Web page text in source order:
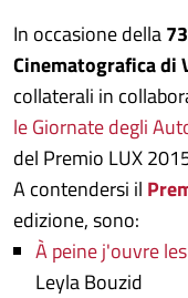
In occasione della
Cinematografica di
collaterali in
le Giornate degli
del Premio LUX
A contendersi il
edizione, sono:
À peine j'ouvre
Leyla Bouzid